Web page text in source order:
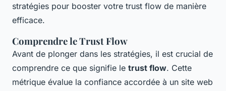
stratégies pour booster votre trust flow de manière
efficace.
Comprendre le Trust Flow
Avant de plonger dans les stratégies, il est crucial de
comprendre ce que signifie le trust flow. Cette
métrique évalue la confiance accordée à un site web